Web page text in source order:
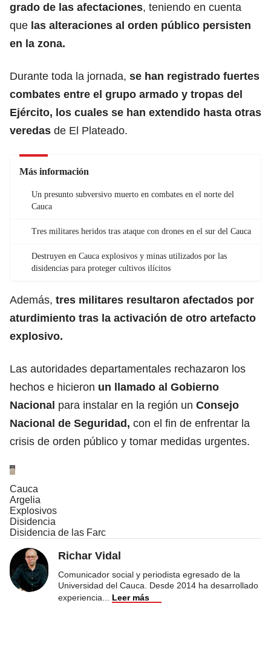
grado de las afectaciones, teniendo en cuenta
que las alteraciones al orden público persisten
en la zona.
Durante toda la jornada, se han registrado fuertes
combates entre el grupo armado y tropas del
Ejército, los cuales se han extendido hasta otras
veredas de El Plateado.
Más información
Un presunto subversivo muerto en combates en el norte del
Cauca
Tres militares heridos tras ataque con drones en el sur del Cauca
Destruyen en Cauca explosivos y minas utilizados por las
disidencias para proteger cultivos ilícitos
Además, tres militares resultaron afectados por
aturdimiento tras la activación de otro artefacto
explosivo.
Las autoridades departamentales rechazaron los
hechos e hicieron un llamado al Gobierno
Nacional para instalar en la región un Consejo
Nacional de Seguridad, con el fin de enfrentar la
crisis de orden público y tomar medidas urgentes.
Cauca
Argelia
Explosivos
Disidencia
Disidencia de las Farc
Richar Vidal
Comunicador social y periodista egresado de la
Universidad del Cauca. Desde 2014 ha desarrollado
experiencia
Leer más